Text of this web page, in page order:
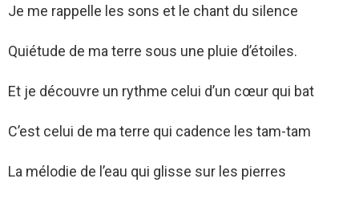
Je me rappelle les sons et le chant du silence
Quiétude de ma terre sous une pluie d’étoiles.
Et je découvre un rythme celui d’un cœur qui bat
C’est celui de ma terre qui cadence les tam-tam
La mélodie de l’eau qui glisse sur les pierres